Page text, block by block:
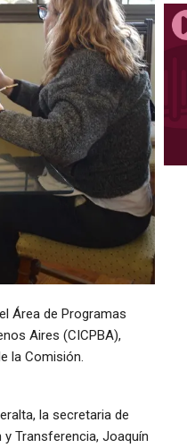
Área de Programas
Aires (CICPBA),
la Comisión.
la secretaria de
Transferencia, Joaquín